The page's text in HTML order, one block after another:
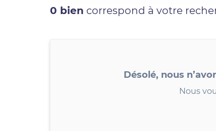
0 bien correspond à votre
Désolé, nous
Nous